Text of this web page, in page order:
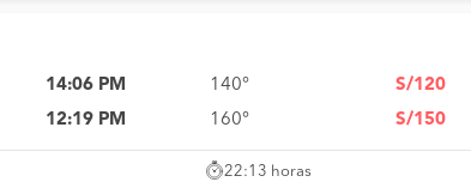
14:06 PM
12:19 PM
140°
160°
S/120
S/150
22:13 horas